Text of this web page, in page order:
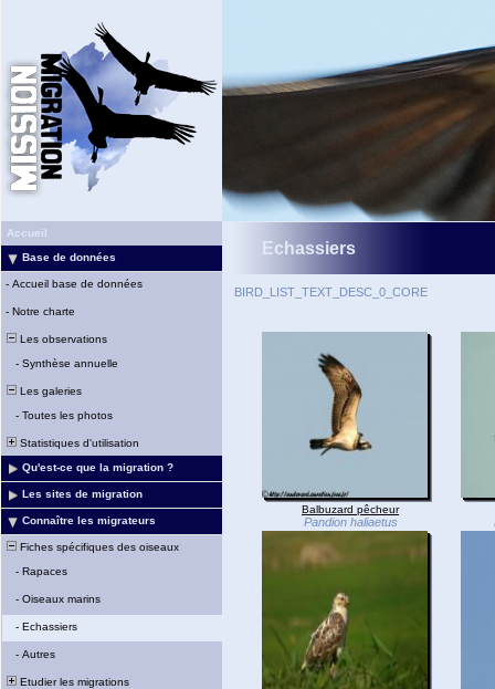
Accueil
Base de données
- Accueil base de données
- Notre charte
Les observations
- Synthèse annuelle
Les galeries
- Toutes les photos
Statistiques d'utilisation
Qu'est-ce que la migration ?
Les sites de migration
Connaître les migrateurs
Fiches spécifiques des oiseaux
- Rapaces
- Oiseaux marins
- Echassiers
- Autres
Etudier les migrations
Echassiers
BIRD_LIST_TEXT_DESC_0_CORE
Balbuzard pêcheur
Pandion haliaetus